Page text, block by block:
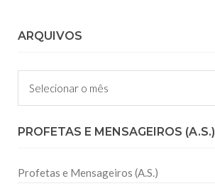
ARQUIVOS
Arquivos
PROFETAS E MENSAGEIROS (A.S.)
Profetas e Mensageiros (A.S.)